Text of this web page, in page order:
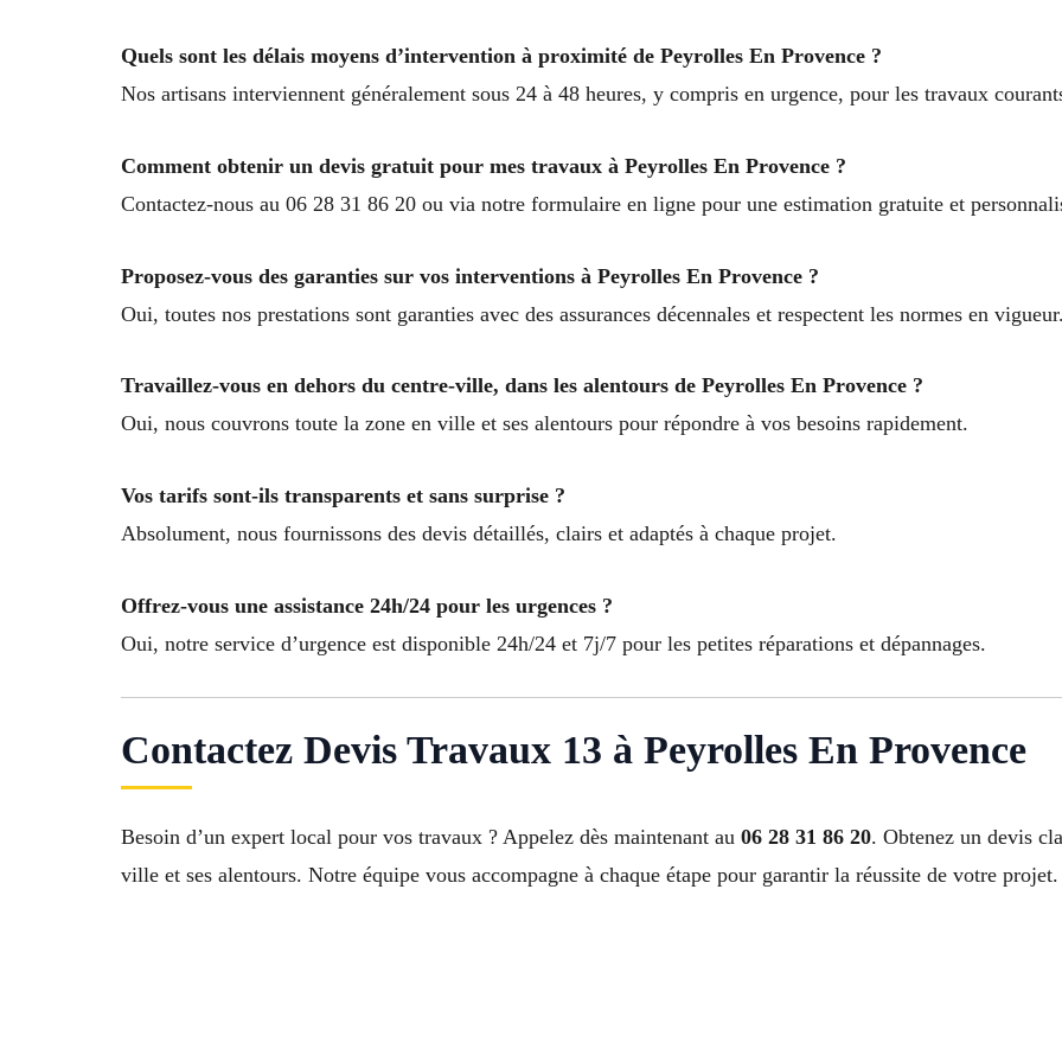
Quels sont les délais moyens d’intervention à proximité de Peyrolles En Provence ?
Nos artisans interviennent généralement sous 24 à 48 heures, y compris en urgence, pour les travaux
Comment obtenir un devis gratuit pour mes travaux à Peyrolles En Provence ?
Contactez-nous au 06 28 31 86 20 ou via notre formulaire en ligne pour une estimation gratuite et
Proposez-vous des garanties sur vos interventions à Peyrolles En Provence ?
Oui, toutes nos prestations sont garanties avec des assurances décennales et respectent les normes en vigueur.
Travaillez-vous en dehors du centre-ville, dans les alentours de Peyrolles En Provence ?
Oui, nous couvrons toute la zone en ville et ses alentours pour répondre à vos besoins rapidement.
Vos tarifs sont-ils transparents et sans surprise ?
Absolument, nous fournissons des devis détaillés, clairs et adaptés à chaque projet.
Offrez-vous une assistance 24h/24 pour les urgences ?
Oui, notre service d’urgence est disponible 24h/24 et 7j/7 pour les petites réparations et dépannages.
Contactez Devis Travaux 13 à Peyrolles En Provence
Besoin d’un expert local pour vos travaux ? Appelez dès maintenant au 06 28 31 86 20. Obtenez un devis
ville et ses alentours. Notre équipe vous accompagne à chaque étape pour garantir la réussite de votre projet.